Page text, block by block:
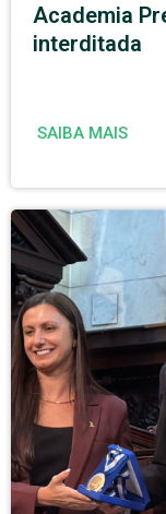
Academia
interditada
SAIBA MAIS